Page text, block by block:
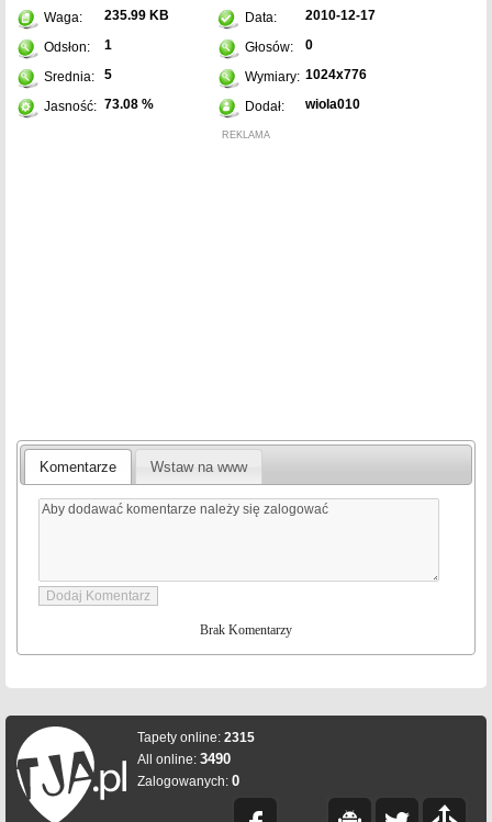
Waga: 235.99 KB Data: 2010-12-17
Odsłon: 1 Głosów: 0
Srednia: 5 Wymiary: 1024x776
Jasność: 73.08 % Dodał: wiola010
REKLAMA
Komentarze Wstaw na www
Brak Komentarzy
Tapety online: 2315
All online: 3490
Zalogowanych: 0